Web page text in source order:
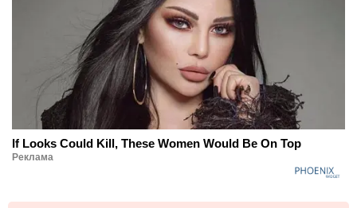
If Looks Could Kill, These Women Would Be On Top
Реклама